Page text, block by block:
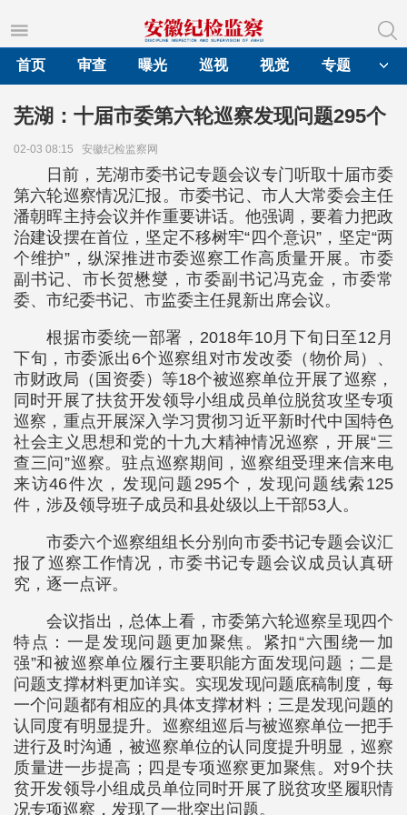
首页
审查 曝光 巡视 视觉 专题
芜湖：十届市委第六轮巡察发现问题295个
02-03 08:15 安徽纪检监察网
日前，芜湖市委书记专题会议专门听取十届市委
第六轮巡察情况汇报。市委书记、市人大常委会主任
潘朝晖主持会议并作重要讲话。他强调，要着力把政
治建设摆在首位，坚定不移树牢“四个意识”，坚定“两
个维护”，纵深推进市委巡察工作高质量开展。市委
副书记、市长贺懋燮，市委副书记冯克金，市委常
委、市纪委书记、市监委主任晁新出席会议。
根据市委统一部署，2018年10月下旬日至12月
下旬，市委派出6个巡察组对市发改委（物价局）、
市财政局（国资委）等18个被巡察单位开展了巡察，
同时开展了扶贫开发领导小组成员单位脱贫攻坚专项
巡察，重点开展深入学习贯彻习近平新时代中国特色
社会主义思想和党的十九大精神情况巡察，开展“三
查三问”巡察。驻点巡察期间，巡察组受理来信来电
来访46件次，发现问题295个，发现问题线索125
件，涉及领导班子成员和县处级以上干部53人。
市委六个巡察组组长分别向市委书记专题会议汇
报了巡察工作情况，市委书记专题会议成员认真研
究，逐一点评。
会议指出，总体上看，市委第六轮巡察呈现四个
特点：一是发现问题更加聚焦。紧扣“六围绕一加
强”和被巡察单位履行主要职能方面发现问题；二是
问题支撑材料更加详实。实现发现问题底稿制度，每
一个问题都有相应的具体支撑材料；三是发现问题的
认同度有明显提升。巡察组巡后与被巡察单位一把手
进行及时沟通，被巡察单位的认同度提升明显，巡察
质量进一步提高；四是专项巡察更加聚焦。对9个扶
贫开发领导小组成员单位同时开展了脱贫攻坚履职情
况专项巡察，发现了一批突出问题。